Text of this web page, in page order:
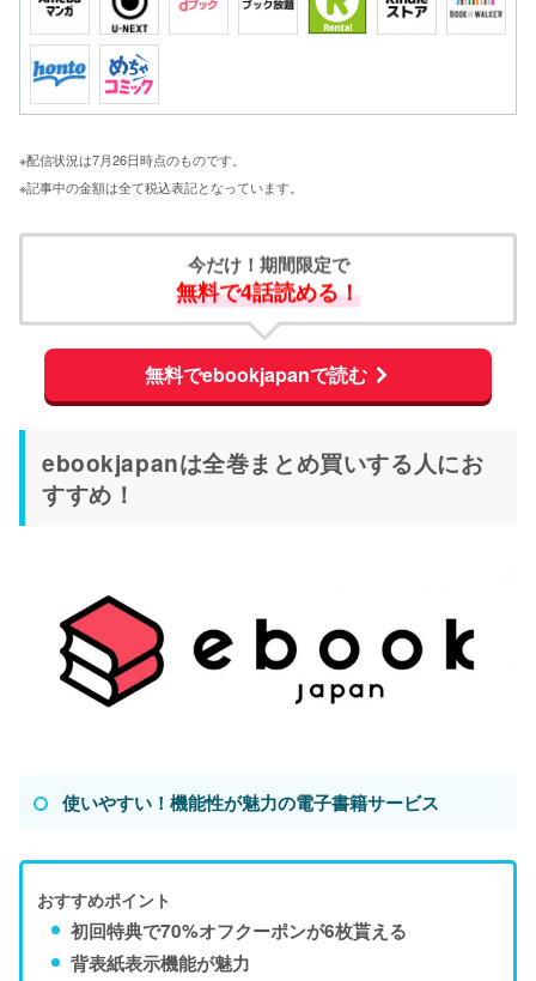
※配信状況は7月26日時点のものです。
※記事中の金額は全て税込表記となっています。
今だけ！期間限定で
無料で4話読める！
無料でebookjapanで読む
ebookjapanは全巻まとめ買いする人にお
すすめ！
使いやすい！機能性が魅力の電子書籍サービス
おすすめポイント
初回特典で70%オフクーポンが6枚貰える
背表紙表示機能が魅力